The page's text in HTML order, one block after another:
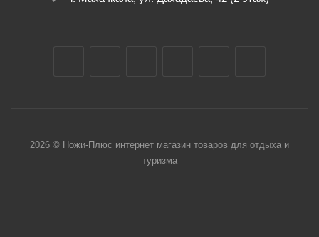
2026 © Ножи-Плюс интернет магазин товаров для отдыха и
туризма